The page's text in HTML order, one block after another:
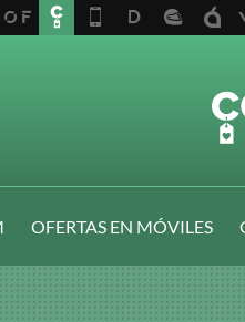
OFERTAS EN MÓVILES